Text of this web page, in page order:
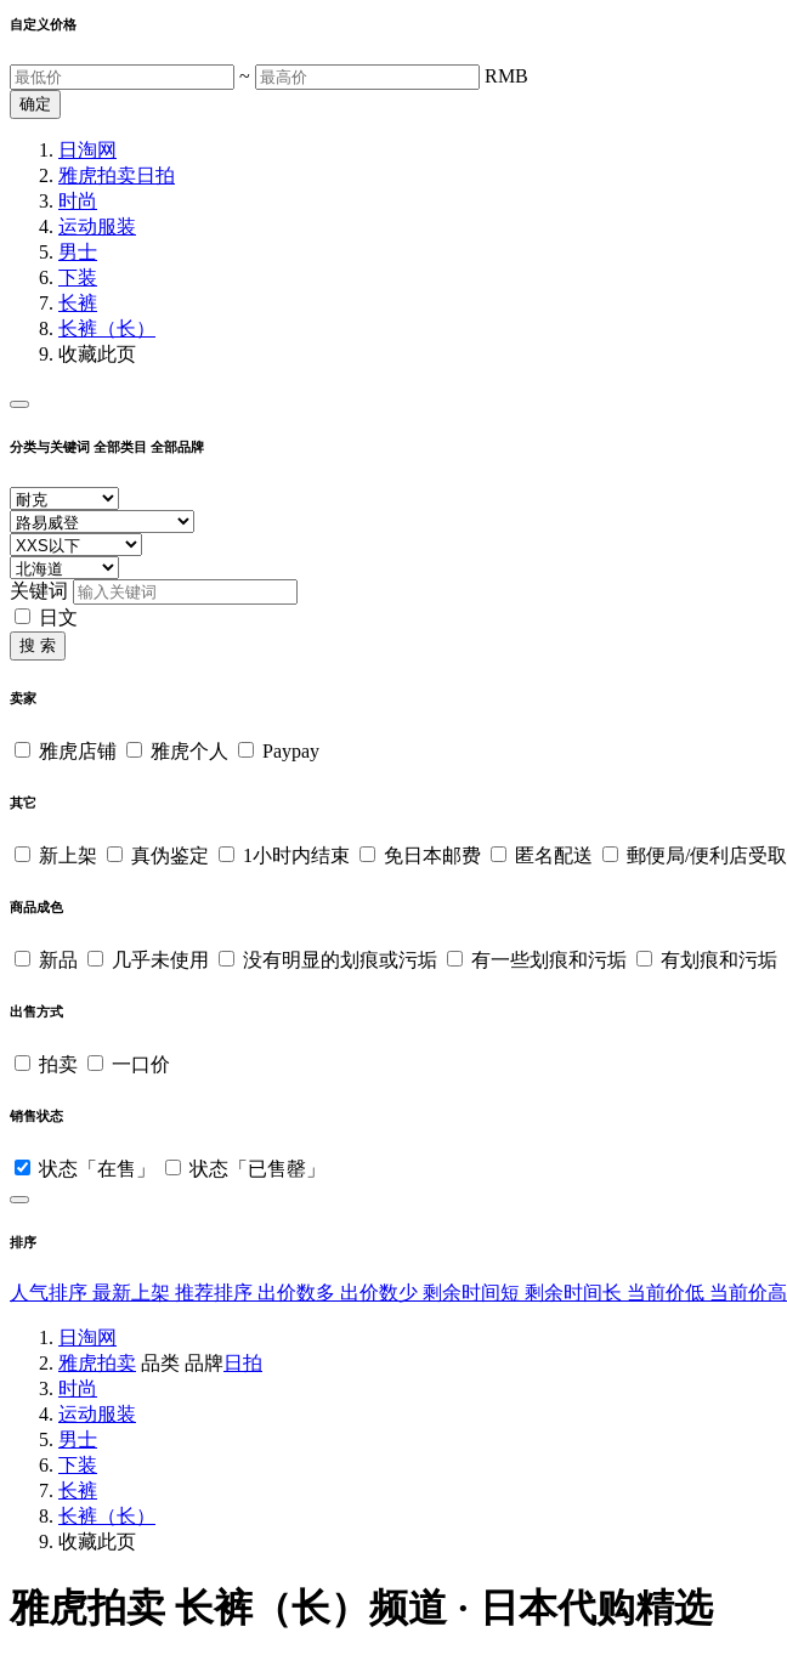
自定义价格
~ RMB
确定
日淘网
雅虎拍卖日拍
时尚
运动服装
男士
下装
长裤
长裤（长）
收藏此页
分类与关键词 全部类目 全部品牌
关键词
日文
搜 索
卖家
雅虎店铺 雅虎个人 Paypay
其它
新上架 真伪鉴定 1小时内结束 免日本邮费 匿名配送 郵便局/便利店受取
商品成色
新品 几乎未使用 没有明显的划痕或污垢 有一些划痕和污垢 有划痕和污垢
出售方式
拍卖 一口价
销售状态
状态「在售」 状态「已售罄」
排序
人气排序 最新上架 推荐排序 出价数多 出价数少 剩余时间短 剩余时间长 当前价低 当前价高
日淘网
雅虎拍卖 品类 品牌日拍
时尚
运动服装
男士
下装
长裤
长裤（长）
收藏此页
雅虎拍卖 长裤（长）频道 · 日本代购精选